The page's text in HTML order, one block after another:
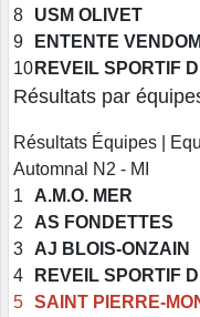
8
USM OLIVET
9
ENTENTE
10 REVEIL SPORTIF
Résultats par
Résultats Équipes |
Automnal N2 - MI
1
A.M.O. MER
2
AS FONDETTES
3
AJ BLOIS-ONZAIN
4
REVEIL SPORTIF
5 SAINT PIERRE-